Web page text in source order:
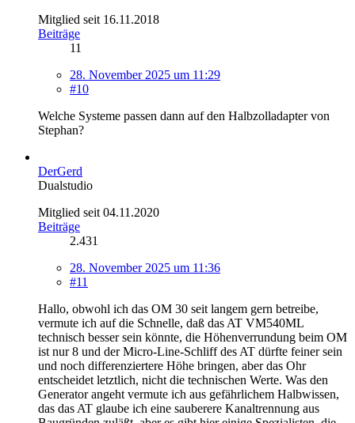
Mitglied seit 16.11.2018
Beiträge
11
28. November 2025 um 11:29
#10
Welche Systeme passen dann auf den Halbzolladapter von
Stephan?
DerGerd
Dualstudio
Mitglied seit 04.11.2020
Beiträge
2.431
28. November 2025 um 11:36
#11
Hallo, obwohl ich das OM 30 seit langem gern betreibe,
vermute ich auf die Schnelle, daß das AT VM540ML
technisch besser sein könnte, die Höhenverrundung beim OM
ist nur 8 und der Micro-Line-Schliff des AT dürfte feiner sein
und noch differenziertere Höhe bringen, aber das Ohr
entscheidet letztlich, nicht die technischen Werte. Was den
Generator angeht vermute ich aus gefährlichem Halbwissen,
das das AT glaube ich eine sauberere Kanaltrennung aus